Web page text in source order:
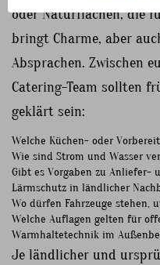
oder Naturflächen, die
bringt Charme, aber
Absprachen. Zwischen
Catering-Team sollten
geklärt sein:
Welche Küchen- oder
Wie sind Strom und Wasser
Gibt es Vorgaben zu Anliefer-
Lärmschutz in ländlicher
Wo dürfen Fahrzeuge stehen,
Welche Auflagen gelten für
Warmhaltetechnik im
Je ländlicher und